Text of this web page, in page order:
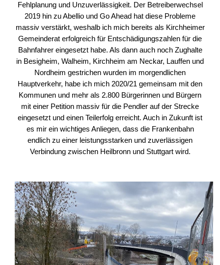
Fehlplanung und Unzuverlässigkeit. Der Betreiberwechsel
2019 hin zu Abellio und Go Ahead hat diese Probleme
massiv verstärkt, weshalb ich mich bereits als Kirchheimer
Gemeinderat erfolgreich für Entschädigungszahlen für die
Bahnfahrer eingesetzt habe. Als dann auch noch Zughalte
in Besigheim, Walheim, Kirchheim am Neckar, Lauffen und
Nordheim gestrichen wurden im morgendlichen
Hauptverkehr, habe ich mich 2020/21 gemeinsam mit den
Kommunen und mehr als 2.800 Bürgerinnen und Bürgern
mit einer Petition massiv für die Pendler auf der Strecke
eingesetzt und einen Teilerfolg erreicht. Auch in Zukunft ist
es mir ein wichtiges Anliegen, dass die Frankenbahn
endlich zu einer leistungsstarken und zuverlässigen
Verbindung zwischen Heilbronn und Stuttgart wird.